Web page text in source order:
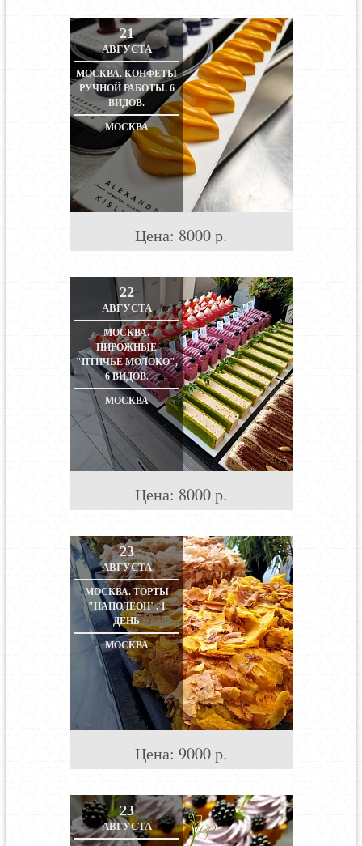
21
АВГУСТА
МОСКВА. КОНФЕТЫ
РУЧНОЙ РАБОТЫ. 6
ВИДОВ.
МОСКВА
Цена: 8000р.
22
АВГУСТА
МОСКВА.
ПИРОЖНЫЕ
"ПТИЧЬЕ МОЛОКО",
6 ВИДОВ.
МОСКВА
Цена: 8000р.
23
АВГУСТА
МОСКВА. ТОРТЫ
"НАПОЛЕОН". 1
ДЕНЬ
МОСКВА
Цена: 9000р.
23
АВГУСТА